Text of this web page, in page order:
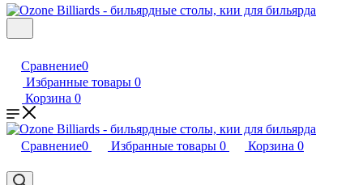
Сравнение0
Избранные товары 0
Корзина 0
Сравнение0 Избранные товары 0 Корзина 0